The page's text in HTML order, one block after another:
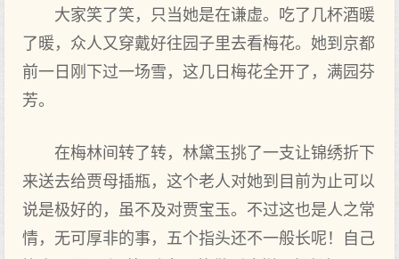
大家笑了笑，只当她是在谦虚。吃了几杯酒暖
了暖，众人又穿戴好往园子里去看梅花。她到京都
前一日刚下过一场雪，这几日梅花全开了，满园芬
芳。
在梅林间转了转，林黛玉挑了一支让锦绣折下
来送去给贾母插瓶，这个老人对她到目前为止可以
说是极好的，虽不及对贾宝玉。不过这也是人之常
情，无可厚非的事，五个指头还不一般长呢！自己